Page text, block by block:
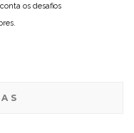
os desafios